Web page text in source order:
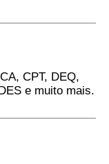
CPT, DEQ,
e muito mais.